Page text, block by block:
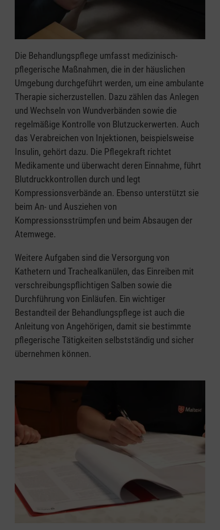
Die Behandlungspflege umfasst medizinisch-
pflegerische Maßnahmen, die in der häuslichen
Umgebung durchgeführt werden, um eine ambulante
Therapie sicherzustellen. Dazu zählen das Anlegen
und Wechseln von Wundverbänden sowie die
regelmäßige Kontrolle von Blutzuckerwerten. Auch
das Verabreichen von Injektionen, beispielsweise
Insulin, gehört dazu. Die Pflegekraft richtet
Medikamente und überwacht deren Einnahme, führt
Blutdruckkontrollen durch und legt
Kompressionsverbände an. Ebenso unterstützt sie
beim An- und Ausziehen von
Kompressionsstrümpfen und beim Absaugen der
Atemwege.
Weitere Aufgaben sind die Versorgung von
Kathetern und Trachealkanülen, das Einreiben mit
verschreibungspflichtigen Salben sowie die
Durchführung von Einläufen. Ein wichtiger
Bestandteil der Behandlungspflege ist auch die
Anleitung von Angehörigen, damit sie bestimmte
pflegerische Tätigkeiten selbstständig und sicher
übernehmen können.